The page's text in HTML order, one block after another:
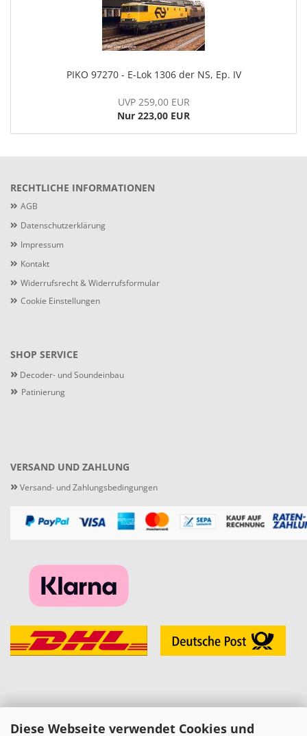
Diese Webseite verwendet Cookies und
PIKO 97270 - E-Lok 1306 der NS, Ep. IV
UVP 259,00 EUR
Nur 223,00 EUR
RECHTLICHE INFORMATIONEN
AGB
Datenschutzerklärung
Impressum
Kontakt
Widerrufsrecht & Widerrufsformular
Cookie Einstellungen
SHOP SERVICE
» Decoder- und Soundeinbau
» Patinierung
VERSAND UND ZAHLUNG
» Versand- und Zahlungsbedingungen
KONTAKT